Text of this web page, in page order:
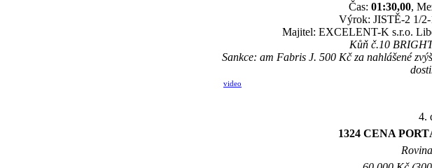
Čas: 01:30,00,
Výrok: JISTĚ-2 1/2-
Majitel: EXCELENT-K s.r.o.
Kůň č.10
Sankce: am Fabris J. 500 Kč za nahlášené
video
4.
1324 CENA